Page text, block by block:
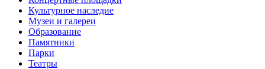
Культурное наследие
Музеи и галереи
Образование
Памятники
Парки
Театры